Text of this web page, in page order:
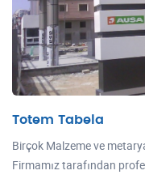
Totem Tabela
Birçok Malzeme ve
Firmamız tarafından